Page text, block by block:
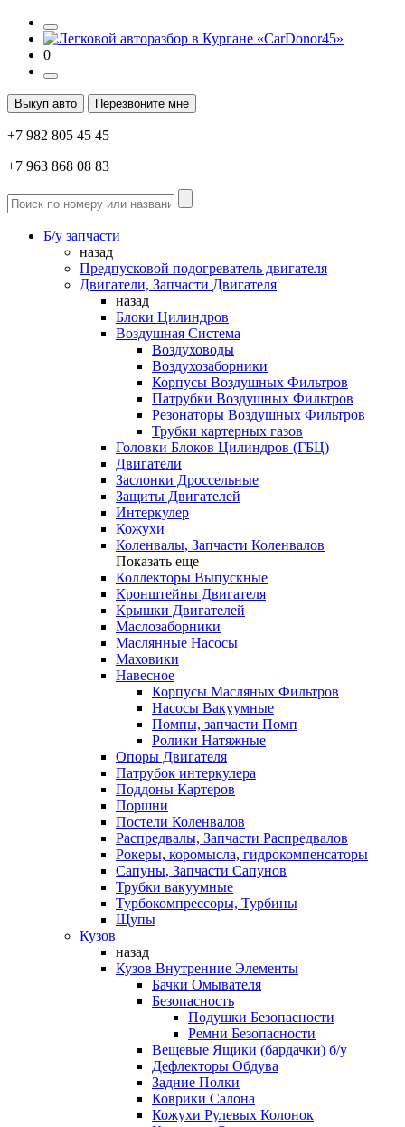
0
Выкуп авто Перезвоните мне
+7 982 805 45 45
+7 963 868 08 83
Б/у запчасти
назад
Предпусковой подогреватель двигателя
Двигатели, Запчасти Двигателя
назад
Блоки Цилиндров
Воздушная Система
Воздуховоды
Воздухозаборники
Корпусы Воздушных Фильтров
Патрубки Воздушных Фильтров
Резонаторы Воздушных Фильтров
Трубки картерных газов
Головки Блоков Цилиндров (ГБЦ)
Двигатели
Заслонки Дроссельные
Защиты Двигателей
Интеркулер
Кожухи
Коленвалы, Запчасти Коленвалов
Показать еще
Коллекторы Выпускные
Кронштейны Двигателя
Крышки Двигателей
Маслозаборники
Маслянные Насосы
Маховики
Навесное
Корпусы Масляных Фильтров
Насосы Вакуумные
Помпы, запчасти Помп
Ролики Натяжные
Опоры Двигателя
Патрубок интеркулера
Поддоны Картеров
Поршни
Постели Коленвалов
Распредвалы, Запчасти Распредвалов
Рокеры, коромысла, гидрокомпенсаторы
Сапуны, Запчасти Сапунов
Трубки вакуумные
Турбокомпрессоры, Турбины
Щупы
Кузов
назад
Кузов Внутренние Элементы
Бачки Омывателя
Безопасность
Подушки Безопасности
Ремни Безопасности
Вещевые Ящики (бардачки) б/у
Дефлекторы Обдува
Задние Полки
Коврики Салона
Кожухи Рулевых Колонок